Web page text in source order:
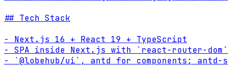
## Tech Stack
- Next.js 16 + React 19 + TypeScript
- SPA inside Next.js with `react-router-dom`
- `@lobehub/ui`, antd for components;